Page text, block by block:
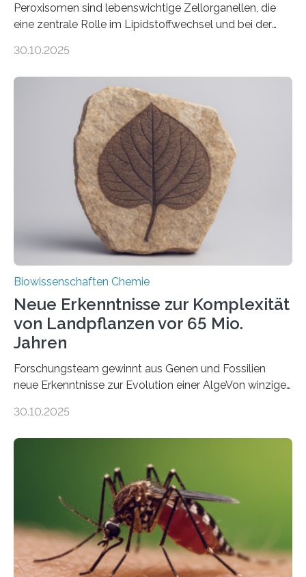
Peroxisomen sind lebenswichtige Zellorganellen, die
eine zentrale Rolle im Lipidstoffwechsel und bei der
erfüllen können, müssen zahlreiche Enzyme präzise in
der Ruhr-Universität Bochum um Prof. Dr. Ralf Erdmann
und Dr. Ismaila Francis Yusuf hat nun einen bislang
unbekannten Qualitätskontrollmechanismus des
peroxisomalen Proteintransports in der Bäckerhefe
Saccharomyces cerevisiae entdeckt, der für die
Funktionsfähigkeit der Organellen entscheidend ist. Die
Studie wurde am 28. Oktober 2025 in der
Fachzeitschrift…
30.10.2025
Biowissenschaften Chemie
Neue Erkenntnisse zur Komplexität
von Landpflanzen vor 65 Mio.
Jahren
Forschungsteam gewinnt aus Genen und Fossilien
neue Erkenntnisse zur Evolution einer AlgeVon winzigen
Landpflanzen zählen zu den komplexesten
Grünalgen, die vor Hunderten von Millionen Jahren
lebten. Unter den Vorfahren sticht eine Gruppe heraus,
die noch heute in der Natur vorkommt: die
Süßwasseralge Coleochaetophyceae. Einige Arten
dieser Gruppe bilden aus Zellfäden dichte Geflechte
mit scheibenförmiger Gestalt. Was auffällig ist: Die
nächsten…
30.10.2025